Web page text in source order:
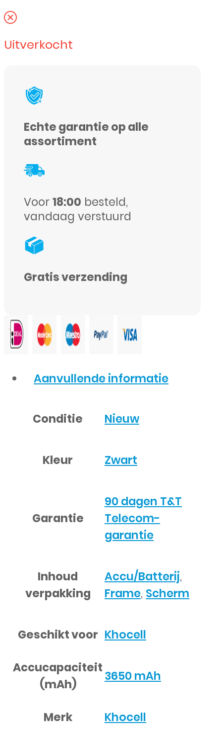
Uitverkocht
Echte garantie op alle
assortiment
Voor18:00 besteld,
vandaag verstuurd
Gratis verzending
Aanvullende informatie
Conditie Nieuw
Kleur Zwart
Garantie
90 dagen T&T
Telecom-
garantie
Inhoud
verpakking
Accu/Batterij,
Frame, Scherm
Geschikt voor Khocell
Accucapaciteit
(mAh)
3650 mAh
Merk Khocell